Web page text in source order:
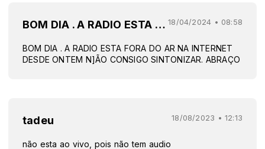
BOM DIA . A RADIO ESTA FORA DO AR NA INTERNET DESDE ONTEM N]ÃO CONSIGO SINTONIZAR. ABRAÇO 18/04/2024 • 08:58
BOM DIA . A RADIO ESTA FORA DO AR NA INTERNET
DESDE ONTEM N]ÃO CONSIGO SINTONIZAR. ABRAÇO
tadeu 18/08/2023 • 12:13
não esta ao vivo, pois não tem audio